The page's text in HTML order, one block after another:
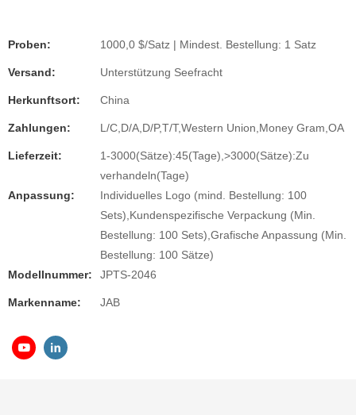
Proben: 1000,0 $/Satz | Mindest. Bestellung: 1 Satz
Versand: Unterstützung Seefracht
Herkunftsort: China
Zahlungen: L/C,D/A,D/P,T/T,Western Union,Money Gram,OA
Lieferzeit:
1-3000(Sätze):45(Tage),>3000(Sätze):Zu
verhandeln(Tage)
Anpassung:
Individuelles Logo (mind. Bestellung: 100
Sets),Kundenspezifische Verpackung (Min.
Bestellung: 100 Sets),Grafische Anpassung (Min.
Bestellung: 100 Sätze)
Modellnummer:
JPTS-2046
Markenname: JAB